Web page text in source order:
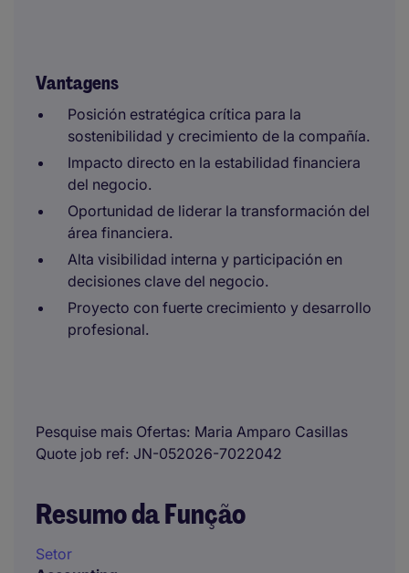
Vantagens
Posición estratégica crítica para la
sostenibilidad y crecimiento de la compañía.
Impacto directo en la estabilidad financiera
del negocio.
Oportunidad de liderar la transformación del
área financiera.
Alta visibilidad interna y participación en
decisiones clave del negocio.
Proyecto con fuerte crecimiento y desarrollo
profesional.
Pesquise mais Ofertas Maria Amparo Casillas
Quote job ref JN-052026-7022042
Resumo da Função
Setor